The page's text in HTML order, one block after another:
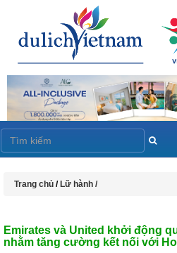
Trang chủ / Lữ hành /
Emirates và United khởi động
nhằm tăng cường kết nối với